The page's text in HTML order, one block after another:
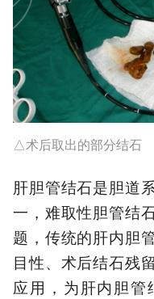
△术后取出的部分结石
肝胆管结石是胆道
一，难取性胆管结
题，传统的肝内胆
目性、术后结石残
应用，为肝内胆管